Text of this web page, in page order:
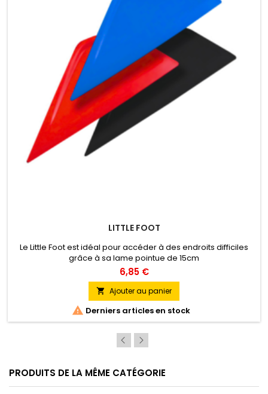
LITTLE FOOT
Le Little Foot est idéal pour accéder à des endroits difficiles
grâce à sa lame pointue de 15cm
6,85 €
 Ajouter au panier
 Derniers articles en stock
PRODUITS DE LA MÊME CATÉGORIE